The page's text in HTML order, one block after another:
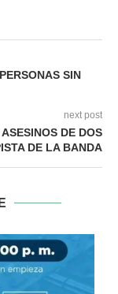
SIN
next post
DE DOS
DE LA BANDA